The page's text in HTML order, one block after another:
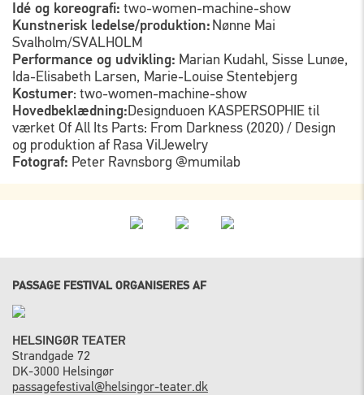
Idé og koreografi: two-women-machine-show
Kunstnerisk ledelse/produktion: Nønne Mai
Svalholm/SVALHOLM
Performance og udvikling: Marian Kudahl, Sisse Lunøe,
Ida-Elisabeth Larsen, Marie-Louise Stentebjerg
Kostumer: two-women-machine-show
Hovedbeklædning: Designduoen KASPERSOPHIE til
værket Of All Its Parts: From Darkness (2020) / Design
og produktion af Rasa VilJewelry
Fotograf: Peter Ravnsborg @mumilab
PASSAGE FESTIVAL ORGANISERES AF
HELSINGØR TEATER
Strandgade 72
DK-3000 Helsingør
passagefestival@helsingor-teater.dk